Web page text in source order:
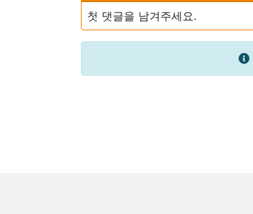
첫 댓글을 남겨주세요.